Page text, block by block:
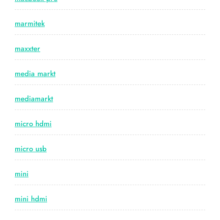
marmitek
maxxter
media markt
mediamarkt
micro hdmi
micro usb
mini
mini hdmi